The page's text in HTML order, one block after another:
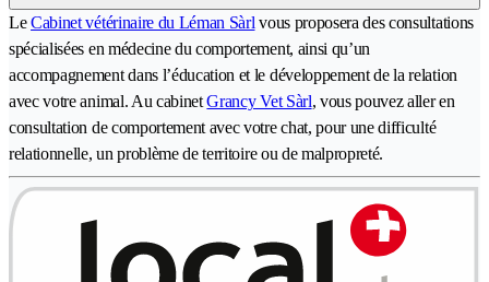
LeCabinet vétérinaire du Léman Sàrl vous proposera des consultations
spécialisées en médecine du comportement, ainsi qu’un
accompagnement dans l’éducation et le développement de la relation
avec votre animal. Au cabinetGrancy Vet Sàrl, vous pouvez aller en
consultation de comportement avec votre chat, pour une difficulté
relationnelle, un problème de territoire ou de malpropreté.